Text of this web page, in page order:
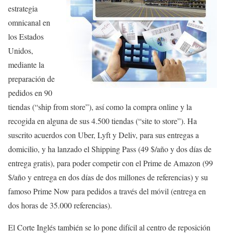
estrategia
omnicanal en
los Estados
Unidos,
mediante la
preparación de
pedidos en 90
tiendas (“ship from store”), así como la compra online y la
recogida en alguna de sus 4.500 tiendas (“site to store”). Ha
suscrito acuerdos con Uber, Lyft y Deliv, para sus entregas a
domicilio, y ha lanzado el Shipping Pass (49 $/año y dos días de
entrega gratis), para poder competir con el Prime de Amazon (99
$/año y entrega en dos días de dos millones de referencias) y su
famoso Prime Now para pedidos a través del móvil (entrega en
dos horas de 35.000 referencias).
El Corte Inglés también se lo pone difícil al centro de reposición